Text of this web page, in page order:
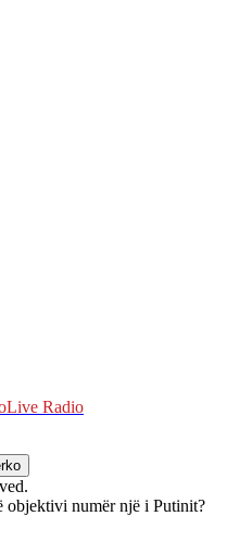
Live Radio
objektivi numër një i Putinit?